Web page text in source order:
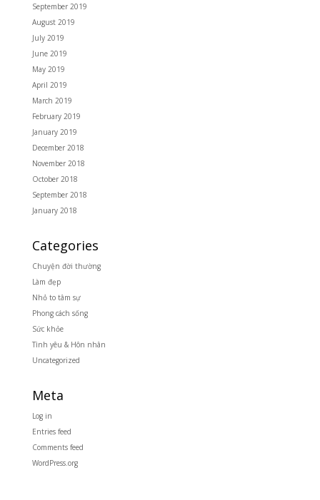
September 2019
August 2019
July 2019
June 2019
May 2019
April 2019
March 2019
February 2019
January 2019
December 2018
November 2018
October 2018
September 2018
January 2018
Categories
Chuyện đời thường
Làm đẹp
Nhỏ to tâm sự
Phong cách sống
Sức khỏe
Tình yêu & Hôn nhân
Uncategorized
Meta
Log in
Entries feed
Comments feed
WordPress.org